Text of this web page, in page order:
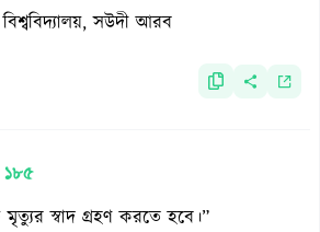
সউদী আরব
১৮৫
মৃত্যুর স্বাদ গ্রহণ করতে হবে।”